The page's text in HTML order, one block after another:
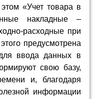
«Учет товара в
накладные –
расходные при
предусмотрена
ввода данных в
свою базу,
и, благодаря
информации